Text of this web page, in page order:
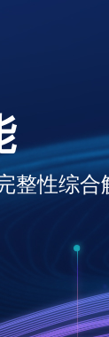
整性综合